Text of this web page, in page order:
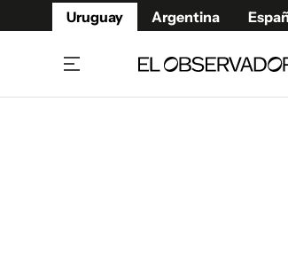
Uruguay Argentina